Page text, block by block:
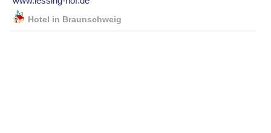
Hotel in Braunschweig